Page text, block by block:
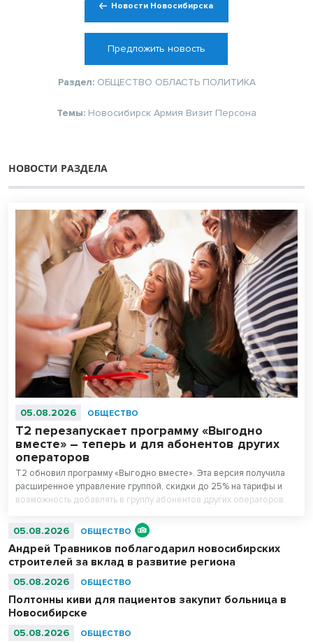
Новости Новосибирска
Предложить новость
Раздел: ОБЩЕСТВО ОБЛАСТЬ ПОЛИТИКА
Темы: Новосибирск Армия Визит Персона
НОВОСТИ РАЗДЕЛА
05.08.2026 ОБЩЕСТВО
Т2 перезапускает программу «Выгодно
вместе» – теперь и для абонентов других
операторов
T2 обновил программу «Выгодно вместе». Эта версия получила
расширенное управление группой, скидки до 25% на тарифы и
возможность добавлять в группу абонентов других операторов.
05.08.2026 ОБЩЕСТВО
Андрей Травников поблагодарил новосибирских
строителей за вклад в развитие региона
05.08.2026 ОБЩЕСТВО
Полтонны киви для пациентов закупит больница в
Новосибирске
05.08.2026 ОБЩЕСТВО